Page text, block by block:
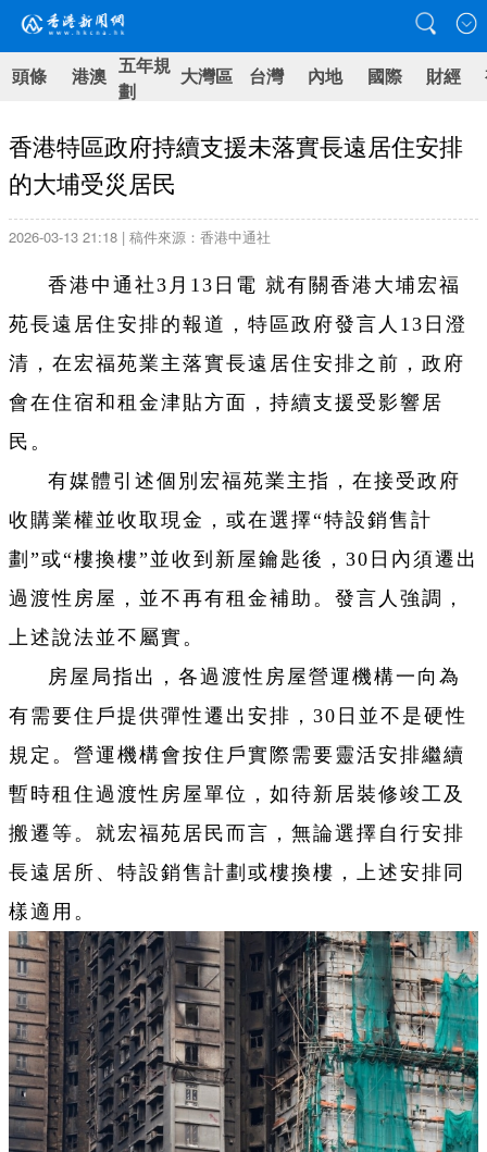
頭條 港澳 五年規
劃
大灣區 台灣 內地 國際 財經
香港特區政府持續支援未落實長遠居住安排
的大埔受災居民
2026-03-13 21:18 | 稿件來源：香港中通社
香港中通社3月13日電 就有關香港大埔宏福
苑長遠居住安排的報道，特區政府發言人13日澄
清，在宏福苑業主落實長遠居住安排之前，政府
會在住宿和租金津貼方面，持續支援受影響居
民。
有媒體引述個別宏福苑業主指，在接受政府
收購業權並收取現金，或在選擇“特設銷售計
劃”或“樓換樓”並收到新屋鑰匙後，30日內須遷出
過渡性房屋，並不再有租金補助。發言人強調，
上述說法並不屬實。
房屋局指出，各過渡性房屋營運機構一向為
有需要住戶提供彈性遷出安排，30日並不是硬性
規定。營運機構會按住戶實際需要靈活安排繼續
暫時租住過渡性房屋單位，如待新居裝修竣工及
搬遷等。就宏福苑居民而言，無論選擇自行安排
長遠居所、特設銷售計劃或樓換樓，上述安排同
樣適用。